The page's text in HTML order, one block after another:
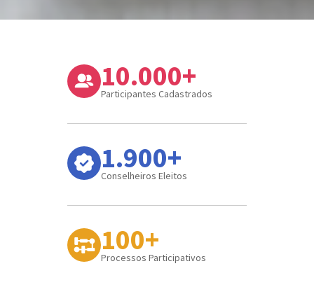
10.000+
Participantes Cadastrados
1.900+
Conselheiros Eleitos
100+
Processos Participativos